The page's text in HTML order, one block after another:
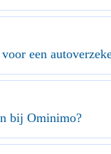
een
bij Ominimo?